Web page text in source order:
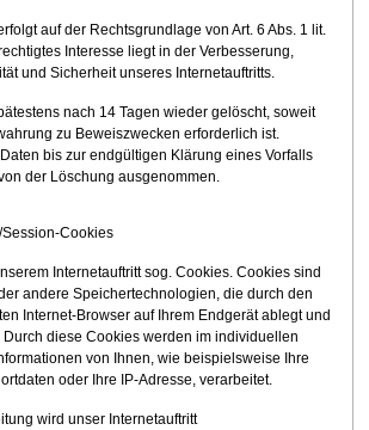
auf der Rechtsgrundlage von Art. 6 Abs. 1 lit.
Interesse liegt in der Verbesserung,
und Sicherheit unseres Internetauftritts.
nach 14 Tagen wieder gelöscht, soweit
zu Beweiszwecken erforderlich ist.
bis zur endgültigen Klärung eines Vorfalls
der Löschung ausgenommen.
Cookies
Internetauftritt sog. Cookies. Cookies sind
andere Speichertechnologien, die durch den
Internet-Browser auf Ihrem Endgerät ablegt und
diese Cookies werden im individuellen
von Ihnen, wie beispielsweise Ihre
oder Ihre IP-Adresse, verarbeitet.
wird unser Internetauftritt